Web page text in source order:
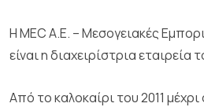
Η ΜΕC A.E. – Μεσογειακές
είναι η διαχειρίστρια εταιρεία
Από το καλοκαίρι του 2011